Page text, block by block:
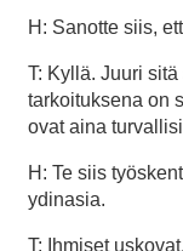
H: Sanotte siis,
T: Kyllä. Juuri
tarkoituksena on
ovat aina
H: Te siis
ydinasia.
T: Ihmiset